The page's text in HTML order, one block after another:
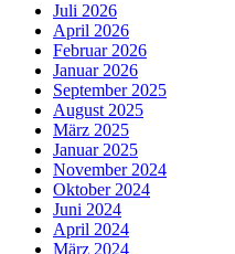
Juli 2026
April 2026
Februar 2026
Januar 2026
September 2025
August 2025
März 2025
Januar 2025
November 2024
Oktober 2024
Juni 2024
April 2024
März 2024